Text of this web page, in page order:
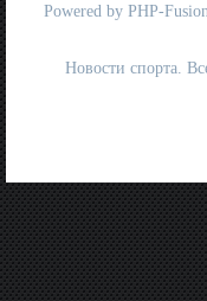
Powered by PHP-Fusion
Новости спорта.